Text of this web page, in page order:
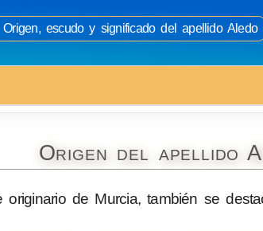
Origen, escudo y significado del apellido Aledo
Origen del apellido
de Murcia, también se